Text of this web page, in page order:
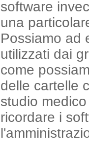
software
una
Possiamo ad
utilizzati dai
come
delle cartelle
studio
ricordare i